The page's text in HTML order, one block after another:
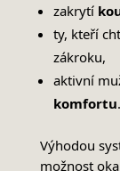
zakrytí
ty, kteří
zákroku,
aktivní
komfortu.
Výhodou
možnost